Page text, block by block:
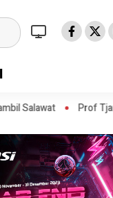
Tjandra: Varian